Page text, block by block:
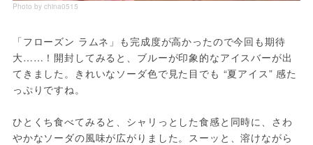
Photo by china0515
「フローズン ラムネ」も完成度が高かったので今回も期待
大……！開封してみると、ブルーが印象的なアイスバーが出
てきました。きれいなソーダ色で見た目でも “夏アイス” 感た
っぷりですね。
ひとくち食べてみると、シャリっとした食感と同時に、さわ
やかなソーダの風味が広がりました。スーッと、溶けながら